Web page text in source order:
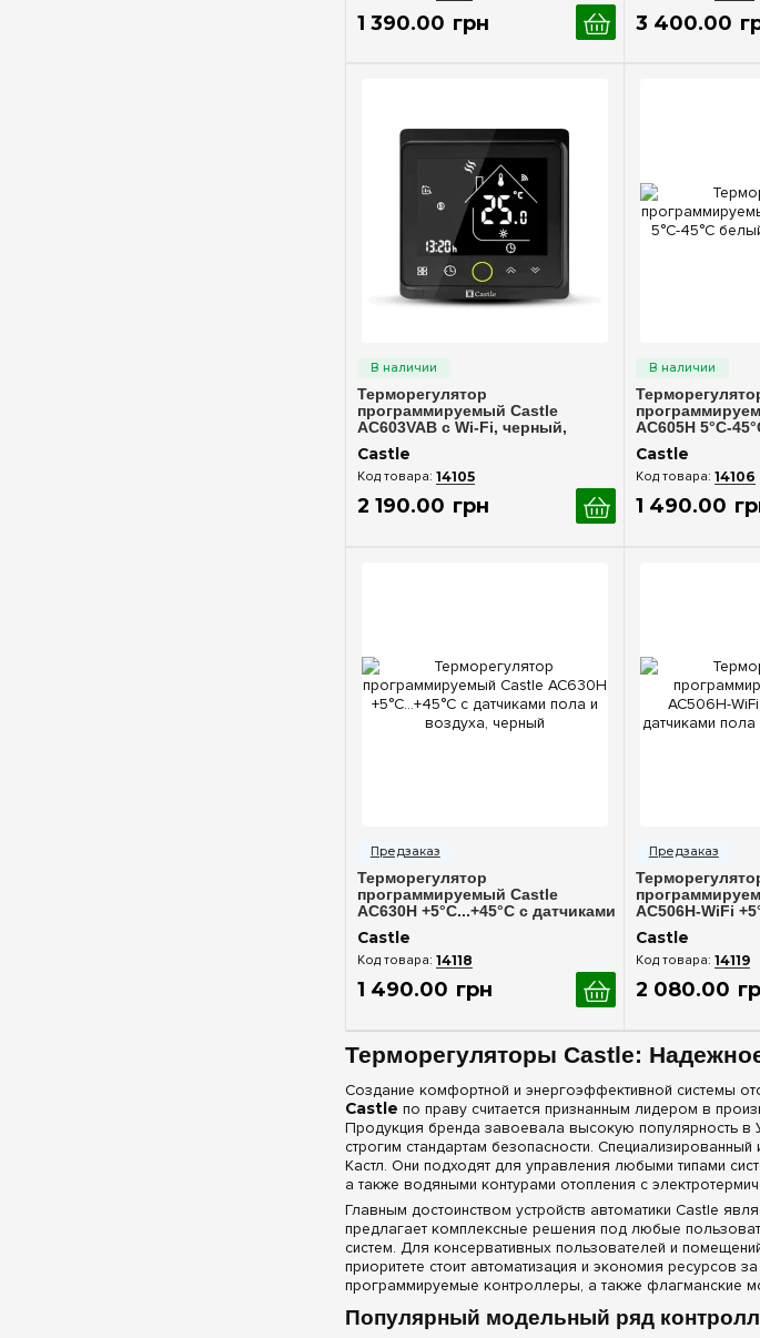
1 390.00 грн 3 400.00
Терморегулятор
программируемый Castle
AC603VAB с Wi-Fi, черный,
артикул 55014582
Castle
14105
2 190.00 грн
AC605H 5°С-
55013664
Castle
14106
1 490.00
Терморегулятор
программируемый Castle
AC630H +5°С...+45°C с датчиками
пола и воздуха, черный
Castle
14118
1 490.00 грн
AC506H-WiFi
датчиками
белый
Castle
14119
2 080.00
Терморегуляторы Castle:
Создание комфортной и энергоэффективной системы
Castle по праву считается признанным лидером в
Продукция бренда завоевала высокую популярность в
строгим стандартам безопасности. Специализированный
Кастл. Они подходят для управления любыми типами
а также водяными контурами отопления с
Главным достоинством устройств автоматики Castle
предлагает комплексные решения под любые
систем. Для консервативных пользователей и
приоритете стоит автоматизация и экономия ресурсов
программируемые контроллеры, а также флагманские
Популярный модельный ряд